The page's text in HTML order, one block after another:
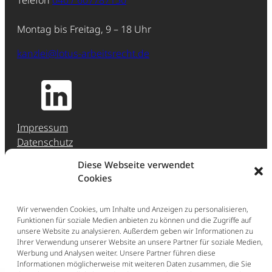
Diese Webseite verwendet
Cookies
Wir verwenden Cookies, um Inhalte und Anzeigen zu personalisieren,
Funktionen für soziale Medien anbieten zu können und die Zugriffe auf
unsere Website zu analysieren. Außerdem geben wir Informationen zu
Ihrer Verwendung unserer Website an unsere Partner für soziale Medien,
Werbung und Analysen weiter. Unsere Partner führen diese
Informationen möglicherweise mit weiteren Daten zusammen, die Sie
Montag bis Freitag, 9 – 18 Uhr
kanzlei@lotus-arbeitsrecht.de
Impressum
Datenschutz
Hinweisgeber-Meldestelle (HinSchG)
Ganz einfach: Buchen Sie direkt eine Erstberatung
im persönlichen Gespräch (297,50 € inkl. Ust.).
Jetzt Erstberatung buchen